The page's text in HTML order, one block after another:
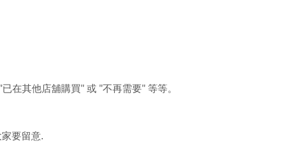
已在其他店舖購買" 或 "不再需要" 等等。
要留意.